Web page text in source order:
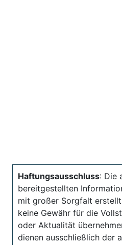
Haftungsausschluss: Die
bereitgestellten
mit großer Sorgfalt
keine Gewähr für die
oder Aktualität
dienen ausschließlich der